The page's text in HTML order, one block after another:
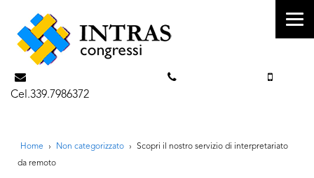
Cel.339.7986372
Home › Non categorizzato ›
Scopri il nostro servizio di interpretariato
da remoto